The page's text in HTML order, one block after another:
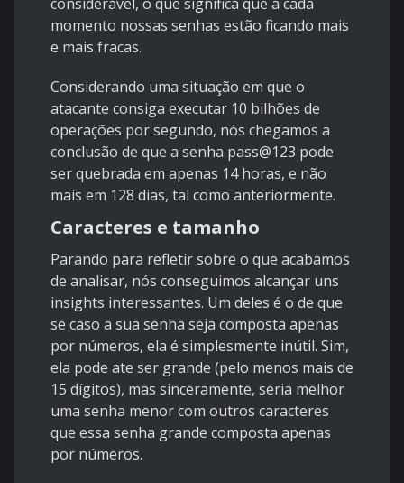
momento nossas senhas estão ficando mais
e mais fracas.
Considerando uma situação em que o
atacante consiga executar 10 bilhões de
operações por segundo, nós chegamos a
conclusão de que a senha pass@123 pode
ser quebrada em apenas 14 horas, e não
mais em 128 dias, tal como anteriormente.
Caracteres e tamanho
Parando para refletir sobre o que acabamos
de analisar, nós conseguimos alcançar uns
insights interessantes. Um deles é o de que
se caso a sua senha seja composta apenas
por números, ela é simplesmente inútil. Sim,
ela pode ate ser grande (pelo menos mais de
15 dígitos), mas sinceramente, seria melhor
uma senha menor com outros caracteres
que essa senha grande composta apenas
por números.